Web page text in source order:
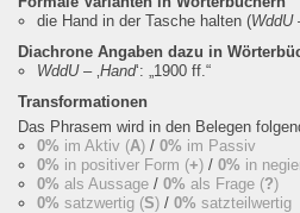
die Hand in der Tasche halten (WddU
Diachrone Angaben dazu in
WddU– ‚Hand‘: „1900 ff.“
Transformationen
Das Phrasem wird in den Belegen
0% im Aktiv (A) / 0% im Passiv
0% in positiver Form (+) / 0% in
0% als Aussage / 0% als Frage (?)
0% satzwertig (S) / 0% satzteilwertig